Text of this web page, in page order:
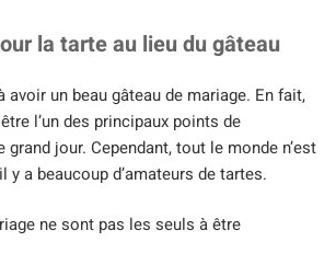
la tarte au lieu du gâteau
avoir un beau gâteau de mariage. En fait,
l’un des principaux points de
jour. Cependant, tout le monde n’est
y a beaucoup d’amateurs de tartes.
ne sont pas les seuls à être